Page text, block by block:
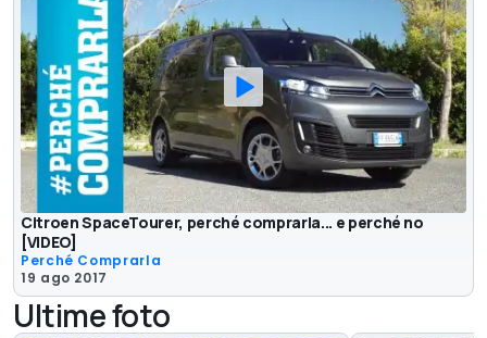
Citroen SpaceTourer, perché comprarla... e perché no
[VIDEO]
Perché Comprarla
19 ago 2017
Ultime foto